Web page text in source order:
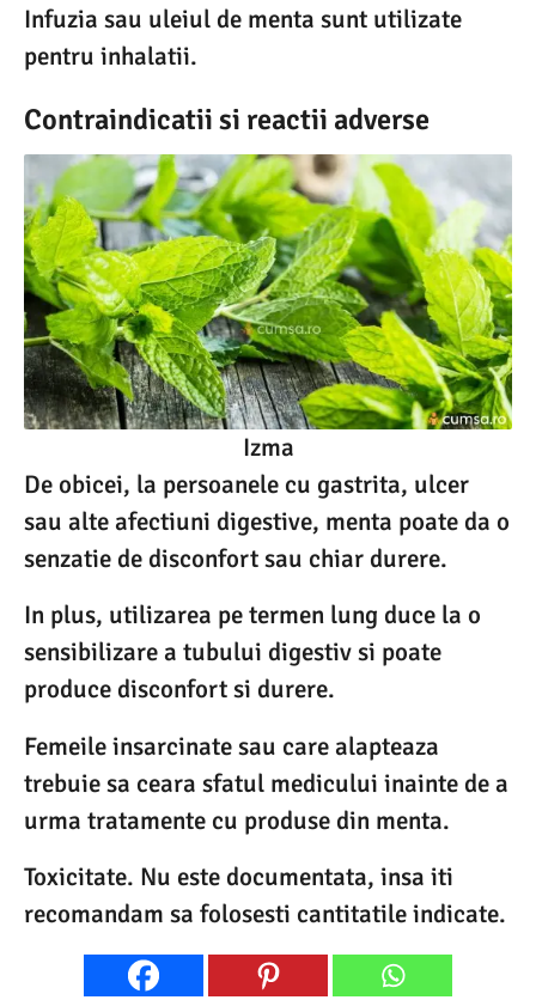
Infuzia sau uleiul de menta sunt utilizate
pentru inhalatii.
Contraindicatii si reactii adverse
Izma
De obicei, la persoanele cu gastrita, ulcer
sau alte afectiuni digestive, menta poate da o
senzatie de disconfort sau chiar durere.
In plus, utilizarea pe termen lung duce la o
sensibilizare a tubului digestiv si poate
produce disconfort si durere.
Femeile insarcinate sau care alapteaza
trebuie sa ceara sfatul medicului inainte de a
urma tratamente cu produse din menta.
Toxicitate. Nu este documentata, insa iti
recomandam sa folosesti cantitatile indicate.